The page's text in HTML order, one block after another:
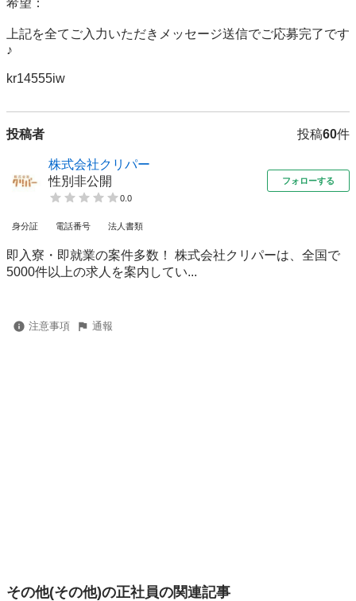
希望：
上記を全てご入力いただきメッセージ送信でご応募完了です
♪
kr14555iw
投稿者 投稿60件
株式会社クリパー
性別非公開
0.0
フォローする
身分証 電話番号 法人書類
即入寮・即就業の案件多数！ 株式会社クリパーは、全国で
5000件以上の求人を案内してい...
注意事項 通報
その他(その他)の正社員の関連記事